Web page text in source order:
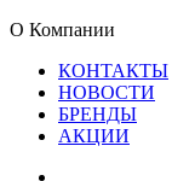
О Компании
КОНТАКТЫ
НОВОСТИ
БРЕНДЫ
АКЦИИ